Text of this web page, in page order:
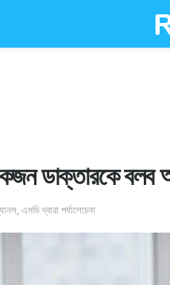
ডাক্তারকে বলব
এমডি দ্বারা পর্যালোচনা